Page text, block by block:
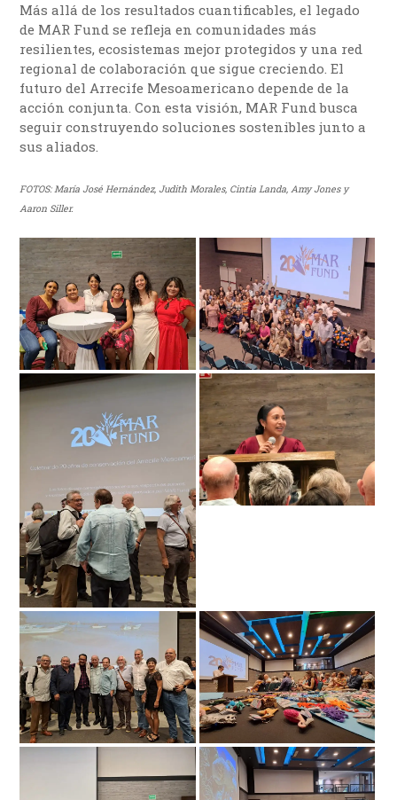
Más allá de los resultados cuantificables, el legado
de MAR Fund se refleja en comunidades más
resilientes, ecosistemas mejor protegidos y una red
regional de colaboración que sigue creciendo. El
futuro del Arrecife Mesoamericano depende de la
acción conjunta. Con esta visión, MAR Fund busca
seguir construyendo soluciones sostenibles junto a
sus aliados.
FOTOS: María José Hernández, Judith Morales, Cintia Landa, Amy Jones y
Aaron Siller.